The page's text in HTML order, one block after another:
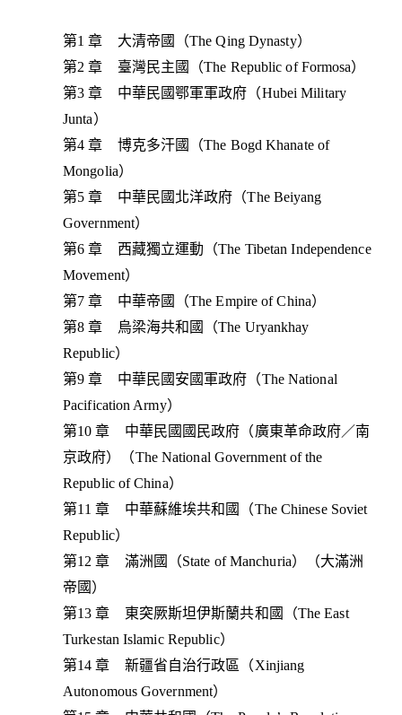
第1 章 大清帝國（The Qing Dynasty）
第2 章 臺灣民主國（The Republic of Formosa）
第3 章 中華民國鄂軍軍政府（Hubei Military
Junta）
第4 章 博克多汗國（The Bogd Khanate of
Mongolia）
第5 章 中華民國北洋政府（The Beiyang
Government）
第6 章 西藏獨立運動（The Tibetan Independence
Movement）
第7 章 中華帝國（The Empire of China）
第8 章 烏梁海共和國（The Uryankhay
Republic）
第9 章 中華民國安國軍政府（The National
Pacification Army）
第10 章 中華民國國民政府（廣東革命政府／南
京政府）（The National Government of the
Republic of China）
第11 章 中華蘇維埃共和國（The Chinese Soviet
Republic）
第12 章 滿洲國（State of Manchuria）（大滿洲
帝國）
第13 章 東突厥斯坦伊斯蘭共和國（The East
Turkestan Islamic Republic）
第14 章 新疆省自治行政區（Xinjiang
Autonomous Government）